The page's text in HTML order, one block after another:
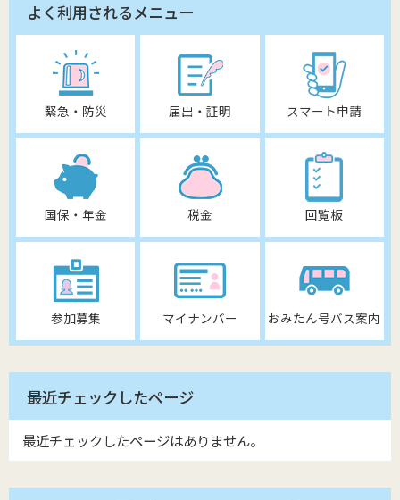
よく利用されるメニュー
緊急・防災 届出・証明 スマート申請
国保・年金 税金 回覧板
参加募集 マイナンバー おみたん号バス案内
最近チェックしたページ
最近チェックしたページはありません。